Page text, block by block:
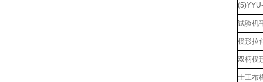
试验机
楔形拉
双柄楔
士工布